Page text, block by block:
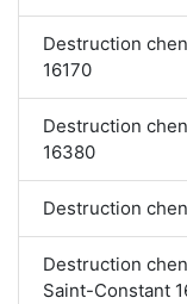
Destruction
16170
Destruction
16380
Destruction
Destruction
Saint-Constant